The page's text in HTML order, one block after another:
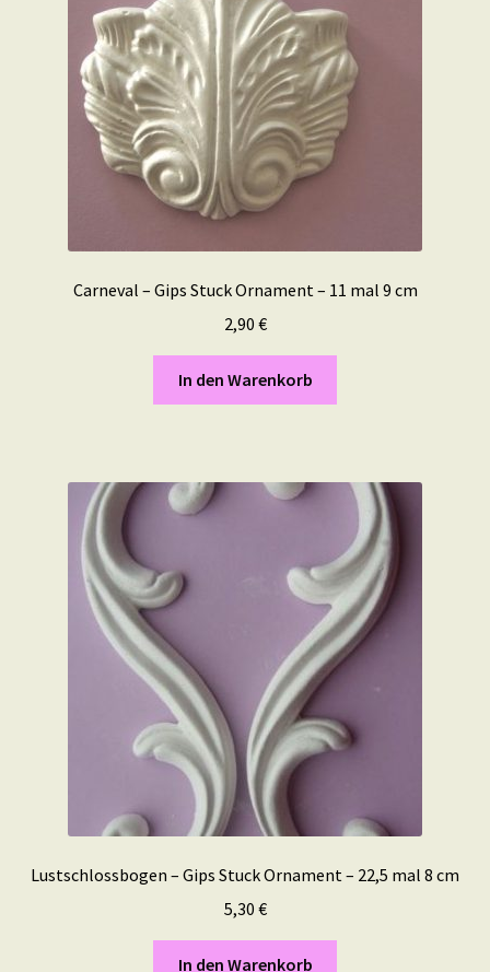
Carneval – Gips Stuck Ornament – 11 mal 9 cm
2,90 €
In den Warenkorb
Lustschlossbogen – Gips Stuck Ornament – 22,5 mal 8 cm
5,30 €
In den Warenkorb